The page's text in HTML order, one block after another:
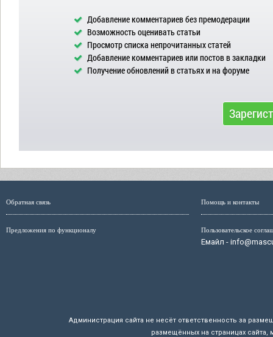
Добавление комментариев без премодерации
Возможность оценивать статьи
Просмотр списка непрочитанных статей
Добавление комментариев или постов в закладки
Получение обновлений в статьях и на форуме
Обратная связь
Предложения по функционалу
Помощь и контакты
Пользовательское
Емайл -
Администрация сайта не несёт ответственность за
размещённых на страницах